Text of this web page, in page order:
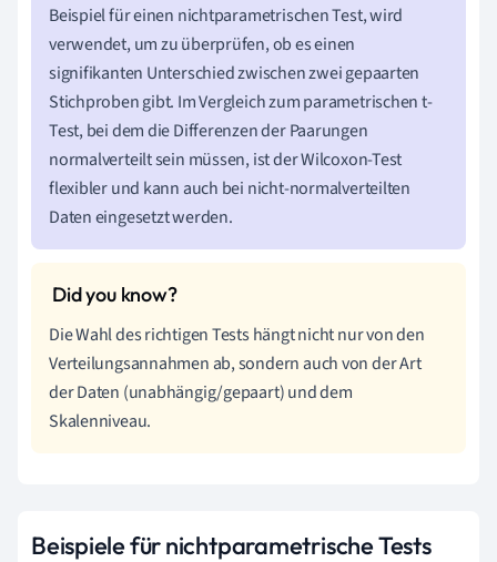
Beispiel für einen nichtparametrischen Test, wird
verwendet, um zu überprüfen, ob es einen
signifikanten Unterschied zwischen zwei gepaarten
Stichproben gibt. Im Vergleich zum parametrischen t-
Test, bei dem die Differenzen der Paarungen
normalverteilt sein müssen, ist der Wilcoxon-Test
flexibler und kann auch bei nicht-normalverteilten
Daten eingesetzt werden.
Die Wahl des richtigen Tests hängt nicht nur von den
Verteilungsannahmen ab, sondern auch von der Art
der Daten (unabhängig/gepaart) und dem
Skalenniveau.
Beispiele für nichtparametrische Tests